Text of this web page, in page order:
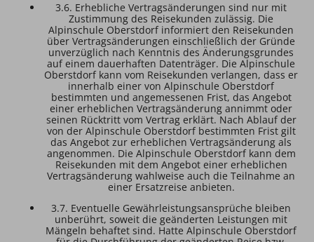
3.6. Erhebliche Vertragsänderungen sind nur mit
Zustimmung des Reisekunden zulässig. Die
Alpinschule Oberstdorf informiert den Reisekunden
über Vertragsänderungen einschließlich der Gründe
unverzüglich nach Kenntnis des Änderungsgrundes
auf einem dauerhaften Datenträger. Die Alpinschule
Oberstdorf kann vom Reisekunden verlangen, dass er
innerhalb einer von Alpinschule Oberstdorf
bestimmten und angemessenen Frist, das Angebot
einer erheblichen Vertragsänderung annimmt oder
seinen Rücktritt vom Vertrag erklärt. Nach Ablauf der
von der Alpinschule Oberstdorf bestimmten Frist gilt
das Angebot zur erheblichen Vertragsänderung als
angenommen. Die Alpinschule Oberstdorf kann dem
Reisekunden mit dem Angebot einer erheblichen
Vertragsänderung wahlweise auch die Teilnahme an
einer Ersatzreise anbieten.
3.7. Eventuelle Gewährleistungsansprüche bleiben
unberührt, soweit die geänderten Leistungen mit
Mängeln behaftet sind. Hatte Alpinschule Oberstdorf